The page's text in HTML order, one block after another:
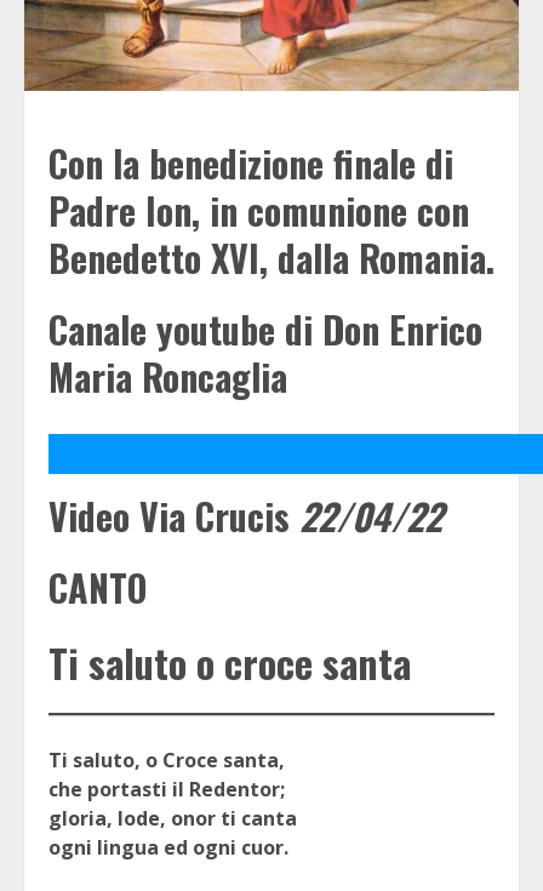
Con la benedizione finale di
Padre Ion, in comunione con
Benedetto XVI, dalla Romania.
Canale youtube di Don Enrico
Maria Roncaglia
Video Via Crucis 22/04/22
CANTO
Ti saluto o croce santa
Ti saluto, o Croce santa,
che portasti il Redentor;
gloria, lode, onor ti canta
ogni lingua ed ogni cuor.